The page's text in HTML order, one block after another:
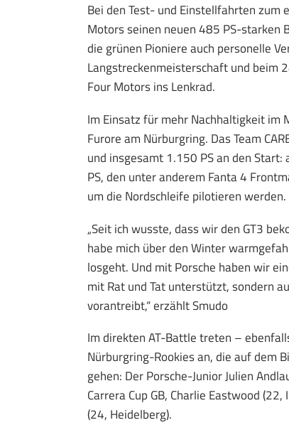
Bei den Test- und Einstellfahrten zum
Motors seinen neuen 485 PS-starken
die grünen Pioniere auch personelle
Langstreckenmeisterschaft und beim
Four Motors ins Lenkrad.
Im Einsatz für mehr Nachhaltigkeit
Furore am Nürburgring. Das Team
und insgesamt 1.150 PS an den
PS, den unter anderem Fanta 4
um die Nordschleife pilotieren werden.
„Seit ich wusste, dass wir den GT3
habe mich über den Winter
losgeht. Und mit Porsche haben wir
mit Rat und Tat unterstützt, sondern
vorantreibt,“ erzählt Smudo
Im direkten AT-Battle treten –
Nürburgring-Rookies an, die auf dem
gehen: Der Porsche-Junior Julien
Carrera Cup GB, Charlie Eastwood
(24, Heidelberg).